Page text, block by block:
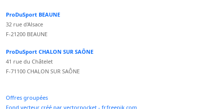
ProDuSport BEAUNE
32 rue d'Alsace
F-21200 BEAUNE
ProDuSport CHALON SUR SAÔNE
41 rue du Châtelet
F-71100 CHALON SUR SAÔNE
Offres groupées
Fond vecteur créé par vectorpocket - fr.freepik.com